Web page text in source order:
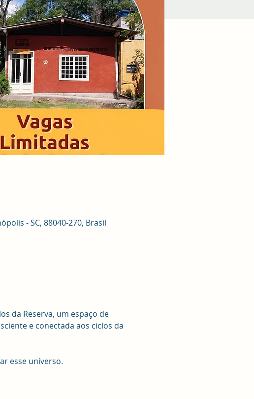
- SC, 88040-270, Brasil
da Reserva, um espaço de
e conectada aos ciclos da
esse universo.